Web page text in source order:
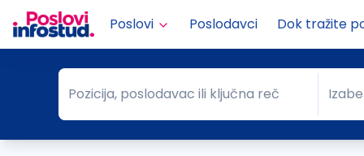
Poslovi Poslodavci Dok tražite
Pozicija, poslodavac ili ključna reč
Pozicija, poslodavac ili ključna reč Grad